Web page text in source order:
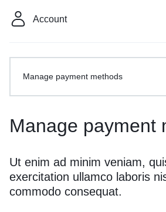
Account
Manage payment
Ut enim ad minim veniam,
exercitation ullamco laboris
commodo consequat.
Manage payment methods